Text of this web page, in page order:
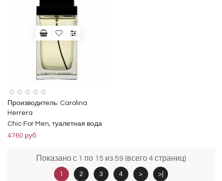
Производитель: Carolina
Herrera
Chic For Men, туалетная вода
4760 руб.
Показано с 1 по 15 из 59 (всего 4 страниц)
1 2 3 4 > >|